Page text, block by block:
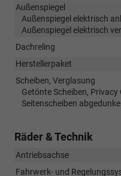
Außenspiegel
Außenspiegel elektrisch
Außenspiegel elektrisch
Dachreling
Herstellerpaket
Scheiben, Verglasung
Getönte Scheiben,
Seitenscheiben
Räder & Technik
Antriebsachse
Fahrwerk- und